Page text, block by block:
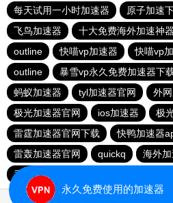
每天试用一小时加速器
原子加速
飞鸟加速器
十大免费海外加速神器
outline
快喵vp加速器 快喵vp
outline
暴雪vp永久免费加速器下
蚂蚁加速器
tyl加速器官网
外
极光加速器官网
ios加速器
极
雷霆加速器官网下载
快鸭加速器
雷轰加速器官网
quickq
海外
香蕉加速器官网
永久免费使用的加速器